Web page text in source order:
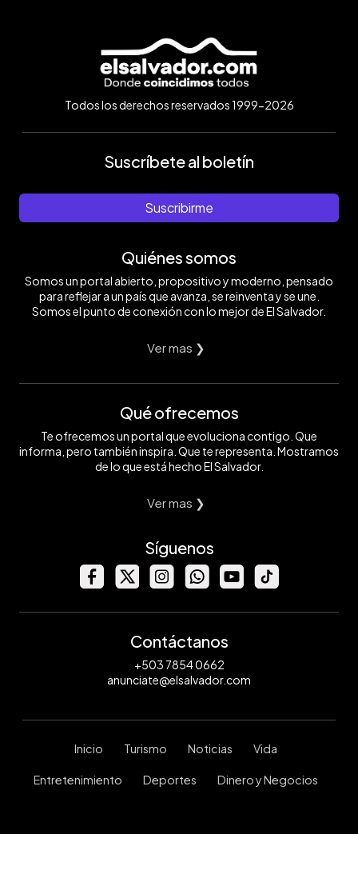
Todos los derechos reservados 1999-2026
Suscríbete al boletín
Suscribirme
Quiénes somos
Somos un portal abierto, propositivo y moderno, pensado
para reflejar a un país que avanza, se reinventa y se une.
Somos el punto de conexión con lo mejor de El Salvador.
Ver mas ❯
Qué ofrecemos
Te ofrecemos un portal que evoluciona contigo. Que
informa, pero también inspira. Que te representa. Mostramos
de lo que está hecho El Salvador.
Ver mas ❯
Síguenos
Contáctanos
+503 7854 0662
anunciate@elsalvador.com
Inicio Turismo Noticias Vida
Entretenimiento Deportes Dinero y Negocios